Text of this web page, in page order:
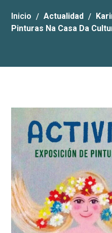
Inicio Actualidad
Pinturas Na Casa Da